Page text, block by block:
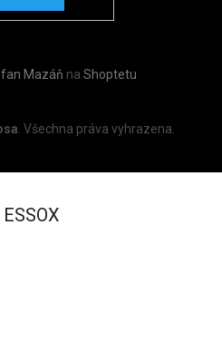
Mazáň na Shoptetu
. Všechna práva vyhrazena.